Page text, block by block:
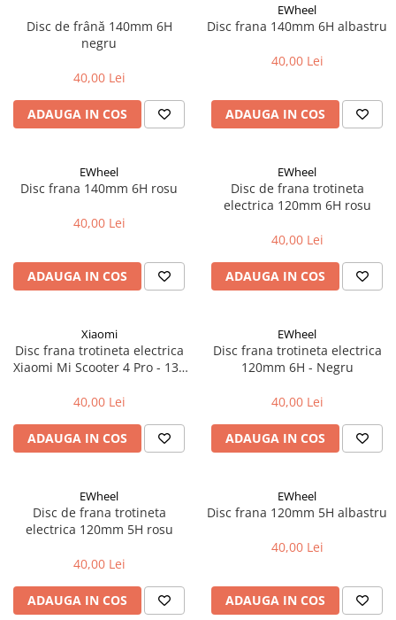
Cosuri bicicleta
Pompa bicicleta
Produse intretinere bicicleta
Accesorii biciclete copii
Claxon bicicleta
Suport telefon bicicleta
Aparatori noroi bicicleta
Suport bicicleta
Computer bicicleta
Piese biciclete
Camera bicicleta
Lant bicicleta
Urechi cadru bicicleta
Mansoane si ghidolina
Ghidoane bicicleta
Pipe ghidon
Disc de frână 140mm 6H
negru
40,00 Lei
ADAUGA IN COS
EWheel
Disc frana 140mm 6H albastru
40,00 Lei
ADAUGA IN COS
EWheel
Disc frana 140mm 6H rosu
40,00 Lei
ADAUGA IN COS
EWheel
Disc de frana trotineta
electrica 120mm 6H rosu
40,00 Lei
ADAUGA IN COS
Xiaomi
Disc frana trotineta electrica
Xiaomi Mi Scooter 4 Pro - 130
40,00 Lei
ADAUGA IN COS
EWheel
Disc frana trotineta electrica
120mm 6H - Negru
40,00 Lei
ADAUGA IN COS
EWheel
Disc de frana trotineta
electrica 120mm 5H rosu
40,00 Lei
ADAUGA IN COS
EWheel
Disc frana 120mm 5H albastru
40,00 Lei
ADAUGA IN COS